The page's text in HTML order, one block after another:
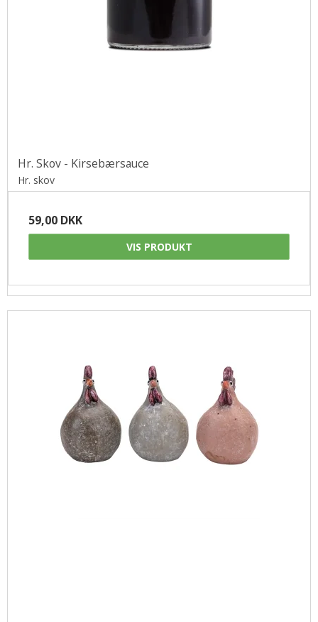
Hr. Skov - Kirsebærsauce
Hr. skov
59,00 DKK
VIS PRODUKT